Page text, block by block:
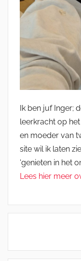
Ik ben juf Inger;
leerkracht op
en moeder van
site wil ik laten
'genieten in het
Lees hier meer